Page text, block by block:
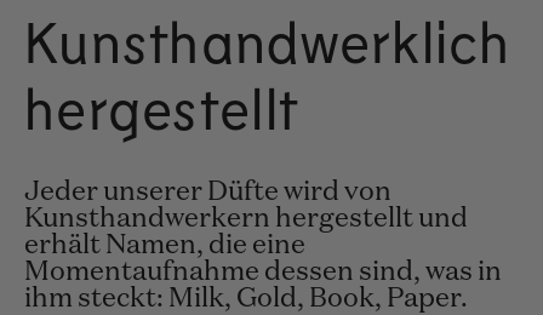
Kunsthandwerklich
hergestellt
Jeder unserer Düfte wird von
Kunsthandwerkern hergestellt und
erhält Namen, die eine
Momentaufnahme dessen sind, was in
ihm steckt: Milk, Gold, Book, Paper.